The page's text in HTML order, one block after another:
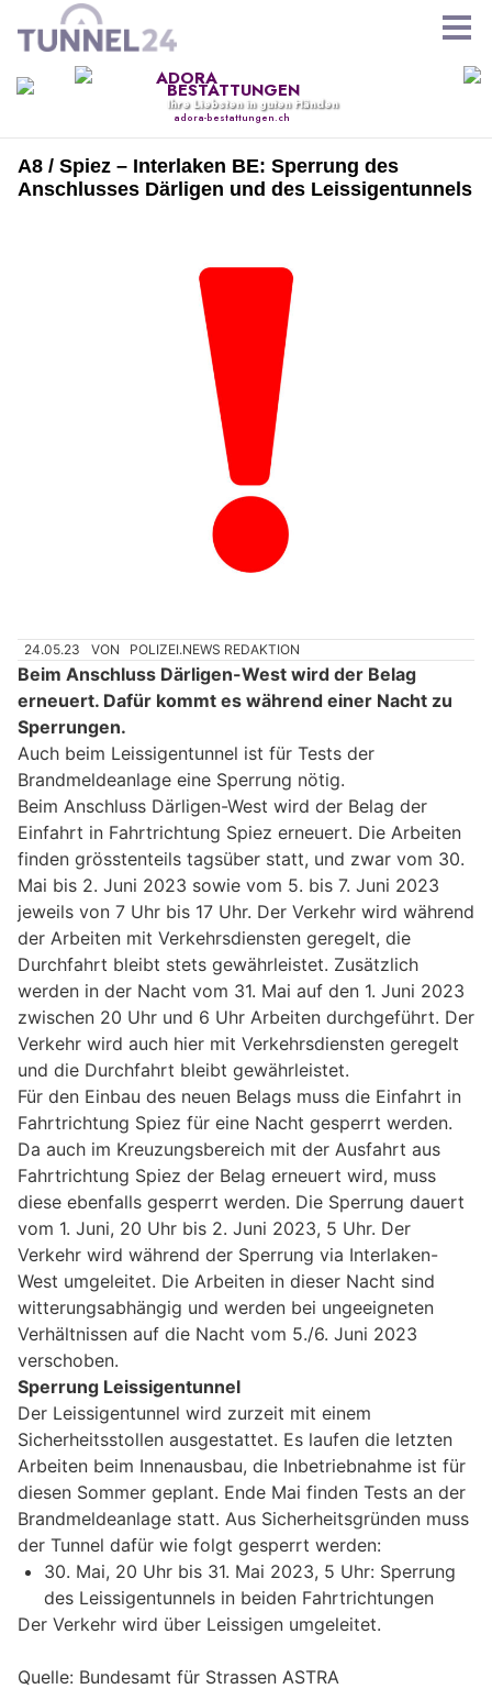
A8 / Spiez – Interlaken BE: Sperrung des
Anschlusses Därligen und des Leissigentunnels
24.05.23 VON POLIZEI.NEWS REDAKTION
Beim Anschluss Därligen-West wird der Belag
erneuert. Dafür kommt es während einer Nacht zu
Sperrungen.
Auch beim Leissigentunnel ist für Tests der
Brandmeldeanlage eine Sperrung nötig.
Beim Anschluss Därligen-West wird der Belag der
Einfahrt in Fahrtrichtung Spiez erneuert. Die Arbeiten
finden grösstenteils tagsüber statt, und zwar vom 30.
Mai bis 2. Juni 2023 sowie vom 5. bis 7. Juni 2023
jeweils von 7 Uhr bis 17 Uhr. Der Verkehr wird während
der Arbeiten mit Verkehrsdiensten geregelt, die
Durchfahrt bleibt stets gewährleistet. Zusätzlich
werden in der Nacht vom 31. Mai auf den 1. Juni 2023
zwischen 20 Uhr und 6 Uhr Arbeiten durchgeführt. Der
Verkehr wird auch hier mit Verkehrsdiensten geregelt
und die Durchfahrt bleibt gewährleistet.
Für den Einbau des neuen Belags muss die Einfahrt in
Fahrtrichtung Spiez für eine Nacht gesperrt werden.
Da auch im Kreuzungsbereich mit der Ausfahrt aus
Fahrtrichtung Spiez der Belag erneuert wird, muss
diese ebenfalls gesperrt werden. Die Sperrung dauert
vom 1. Juni, 20 Uhr bis 2. Juni 2023, 5 Uhr. Der
Verkehr wird während der Sperrung via Interlaken-
West umgeleitet. Die Arbeiten in dieser Nacht sind
witterungsabhängig und werden bei ungeeigneten
Verhältnissen auf die Nacht vom 5./6. Juni 2023
verschoben.
Sperrung Leissigentunnel
Der Leissigentunnel wird zurzeit mit einem
Sicherheitsstollen ausgestattet. Es laufen die letzten
Arbeiten beim Innenausbau, die Inbetriebnahme ist für
diesen Sommer geplant. Ende Mai finden Tests an der
Brandmeldeanlage statt. Aus Sicherheitsgründen muss
der Tunnel dafür wie folgt gesperrt werden:
30. Mai, 20 Uhr bis 31. Mai 2023, 5 Uhr: Sperrung
des Leissigentunnels in beiden Fahrtrichtungen
Der Verkehr wird über Leissigen umgeleitet.
Quelle: Bundesamt für Strassen ASTRA